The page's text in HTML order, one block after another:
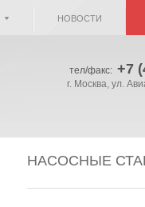
НОВОСТИ
тел/факс: +7
г. Москва, ул.
НАСОСНЫЕ